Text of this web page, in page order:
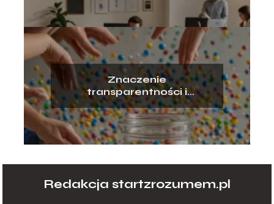
Znaczenie
transparentności i
komunikacji w zespole
Redakcja startzrozumem.pl